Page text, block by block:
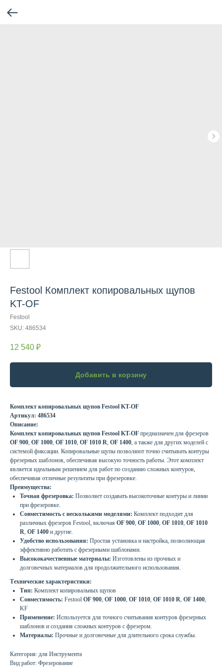
Festool Комплект копировальных щупов
KT-OF
Festool
SKU: 486534
12 540 ₽
Добавить в корзину
Комплект копировальных щупов Festool KT-OF
Артикул: 486534
Описание:
Комплект копировальных щупов Festool KT-OF предназначен для фрезеров
OF 900, OF 1000, OF 1010, OF 1010 R, OF 1400, а также для других моделей с
системой фиксации. Копировальные щупы позволяют точно считывать контуры
фрезерных шаблонов, обеспечивая высокую точность работы. Этот комплект
является идеальным решением для работ по созданию сложных контуров,
обеспечивая отличные результаты при фрезеровке.
Преимущества:
Точная фрезеровка: Позволяет создавать высокоточные контуры и линии
при фрезеровке.
Совместимость с несколькими моделями: Комплект подходит для
различных фрезеров Festool, включая OF 900, OF 1000, OF 1010, OF 1010
R, OF 1400 и другие.
Удобство использования: Простая установка и настройка, позволяющая
эффективно работать с фрезерными шаблонами.
Высококачественные материалы: Изготовлены из прочных и
долговечных материалов для продолжительного использования.
Технические характеристики:
Тип: Комплект копировальных щупов
Совместимость: Festool OF 900, OF 1000, OF 1010, OF 1010 R, OF 1400,
KF
Применение: Используется для точного считывания контуров фрезерных
шаблонов и создания сложных контуров с фрезером.
Материалы: Прочные и долговечные для длительного срока службы.
Категория: для Инструмента
Вид работ: Фрезерование